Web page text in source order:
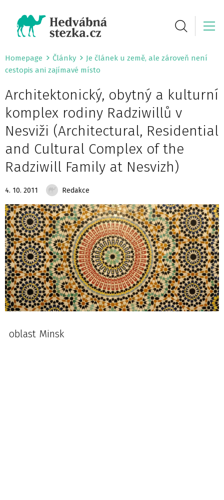
Homepage Články
Je článek u země, ale zároveň není
cestopis ani zajímavé místo
Architektonický, obytný a kulturní
komplex rodiny Radziwillů v
Nesviži (Architectural, Residential
and Cultural Complex of the
Radziwill Family at Nesvizh)
4. 10. 2011 Redakce
oblast Minsk